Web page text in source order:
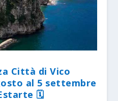
Città di Vico
al 5 settembre
🗓